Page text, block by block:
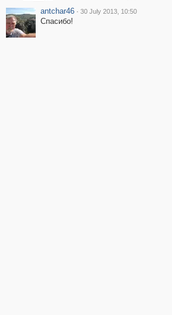
antchar46 · 30 July 2013, 10:50
Спасибо!